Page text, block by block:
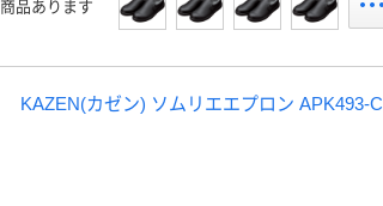
商品あります
KAZEN(カゼン) ソムリエエプロン APK493-C